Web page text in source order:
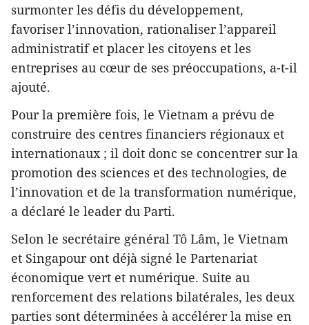
surmonter les défis du développement,
favoriser l’innovation, rationaliser l’appareil
administratif et placer les citoyens et les
entreprises au cœur de ses préoccupations, a-t-il
ajouté.
Pour la première fois, le Vietnam a prévu de
construire des centres financiers régionaux et
internationaux ; il doit donc se concentrer sur la
promotion des sciences et des technologies, de
l’innovation et de la transformation numérique,
a déclaré le leader du Parti.
Selon le secrétaire général Tô Lâm, le Vietnam
et Singapour ont déjà signé le Partenariat
économique vert et numérique. Suite au
renforcement des relations bilatérales, les deux
parties sont déterminées à accélérer la mise en